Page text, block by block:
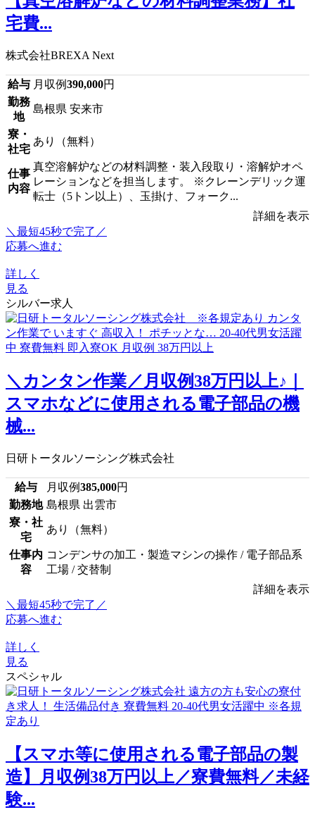
宅費...
株式会社BREXA Next
給与 月収例390,000円
勤務
地
島根県 安来市
寮・
社宅
あり（無料）
仕事
内容
真空溶解炉などの材料調整・装入段取り・溶解炉オペ
レーションなどを担当します。 ※クレーンデリック運
転士（5トン以上）、玉掛け、フォーク...
詳細を表示
＼最短45秒で完了／
応募へ進む
詳しく
見る
シルバー求人
＼カンタン作業／月収例38万円以上♪｜
スマホなどに使用される電子部品の機
械...
日研トータルソーシング株式会社
給与 月収例385,000円
勤務地 島根県 出雲市
寮・社
宅
あり（無料）
仕事内
容
コンデンサの加工・製造マシンの操作 / 電子部品系
工場 / 交替制
詳細を表示
＼最短45秒で完了／
応募へ進む
詳しく
見る
スペシャル
【スマホ等に使用される電子部品の製
造】月収例38万円以上／寮費無料／未経
験...